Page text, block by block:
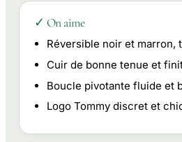
✓ On aime
Réversible noir et marron,
Cuir de bonne tenue et
Boucle pivotante fluide et
Logo Tommy discret et